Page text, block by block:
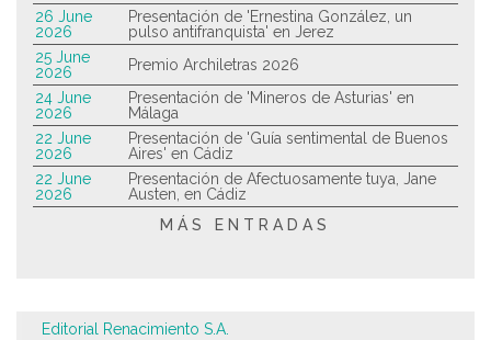
26 June
2026
Presentación de 'Ernestina González, un
pulso antifranquista' en Jerez
25 June
2026
Premio Archiletras 2026
24 June
2026
Presentación de 'Mineros de Asturias' en
Málaga
22 June
2026
Presentación de 'Guía sentimental de Buenos
Aires' en Cádiz
22 June
2026
Presentación de Afectuosamente tuya, Jane
Austen, en Cádiz
MÁS ENTRADAS
Editorial Renacimiento S.A.